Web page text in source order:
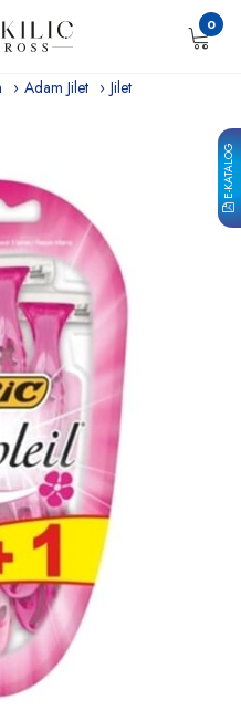
E-KATALOG
0
Adam Jilet Jilet